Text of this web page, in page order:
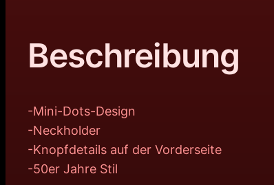
Beschreibung
-Mini-Dots-Design
-Neckholder
-Knopfdetails auf der Vorderseite
-50er Jahre Stil